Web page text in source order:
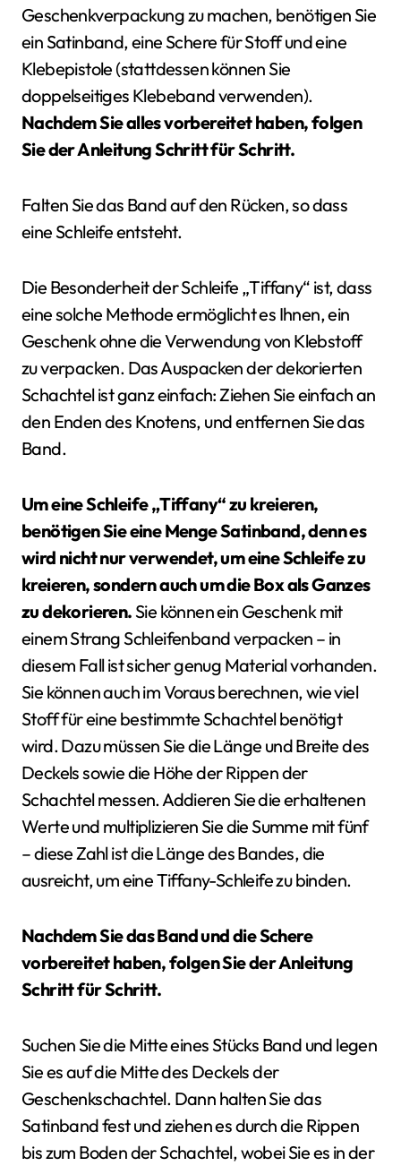
Geschenkverpackung zu machen, benötigen Sie
ein Satinband, eine Schere für Stoff und eine
Klebepistole (stattdessen können Sie
doppelseitiges Klebeband verwenden).
Nachdem Sie alles vorbereitet haben, folgen
Sie der Anleitung Schritt für Schritt.
Falten Sie das Band auf den Rücken, so dass
eine Schleife entsteht.
Die Besonderheit der Schleife „Tiffany“ ist, dass
eine solche Methode ermöglicht es Ihnen, ein
Geschenk ohne die Verwendung von Klebstoff
zu verpacken. Das Auspacken der dekorierten
Schachtel ist ganz einfach: Ziehen Sie einfach an
den Enden des Knotens, und entfernen Sie das
Band.
Um eine Schleife „Tiffany“ zu kreieren,
benötigen Sie eine Menge Satinband, denn es
wird nicht nur verwendet, um eine Schleife zu
kreieren, sondern auch um die Box als Ganzes
zu dekorieren.Sie können ein Geschenk mit
einem Strang Schleifenband verpacken – in
diesem Fall ist sicher genug Material vorhanden.
Sie können auch im Voraus berechnen, wie viel
Stoff für eine bestimmte Schachtel benötigt
wird. Dazu müssen Sie die Länge und Breite des
Deckels sowie die Höhe der Rippen der
Schachtel messen. Addieren Sie die erhaltenen
Werte und multiplizieren Sie die Summe mit fünf
– diese Zahl ist die Länge des Bandes, die
ausreicht, um eine Tiffany-Schleife zu binden.
Nachdem Sie das Band und die Schere
vorbereitet haben, folgen Sie der Anleitung
Schritt für Schritt.
Suchen Sie die Mitte eines Stücks Band und legen
Sie es auf die Mitte des Deckels der
Geschenkschachtel. Dann halten Sie das
Satinband fest und ziehen es durch die Rippen
bis zum Boden der Schachtel, wobei Sie es in der